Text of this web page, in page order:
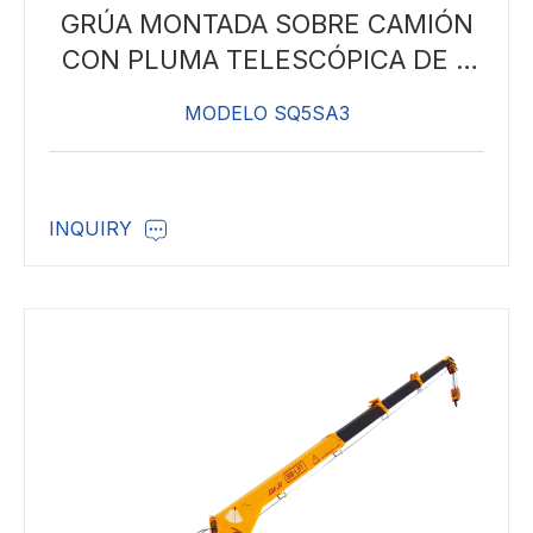
GRÚA MONTADA SOBRE CAMIÓN
CON PLUMA TELESCÓPICA DE 5
MODELO SQ5SA3
INQUIRY